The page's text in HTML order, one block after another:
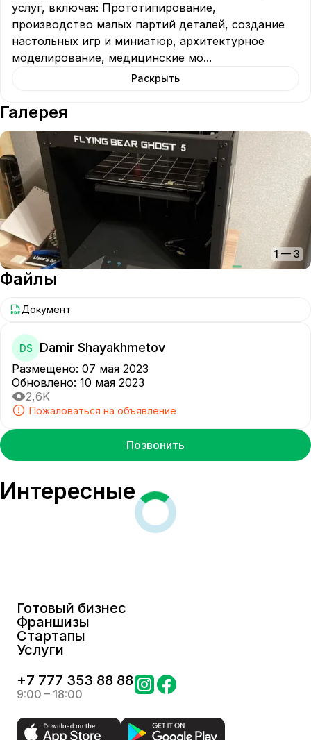
услуг, включая: Прототипирование,
производство малых партий деталей, создание
настольных игр и миниатюр, архитектурное
моделирование, медицинские мо...
Раскрыть
Галерея
1 — 3
Файлы
Документ
DS Damir Shayakhmetov
Размещено: 07 мая 2023
Обновлено: 10 мая 2023
2,6K
Пожаловаться на объявление
Позвонить
Интересные
Готовый бизнес
Франшизы
Стартапы
Услуги
+7 777 353 88 88
9:00 – 18:00